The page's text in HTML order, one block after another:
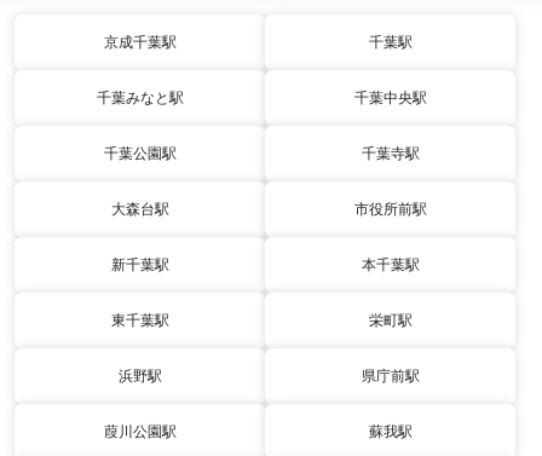
京成千葉駅 千葉駅
千葉みなと駅 千葉中央駅
千葉公園駅 千葉寺駅
大森台駅 市役所前駅
新千葉駅 本千葉駅
東千葉駅 栄町駅
浜野駅 県庁前駅
葭川公園駅 蘇我駅